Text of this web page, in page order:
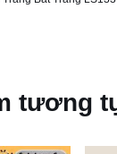
tương